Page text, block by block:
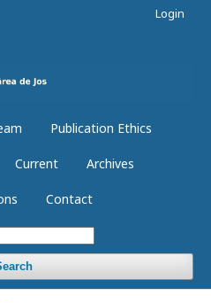
Publication Ethics
Current Archives
Contact
Login